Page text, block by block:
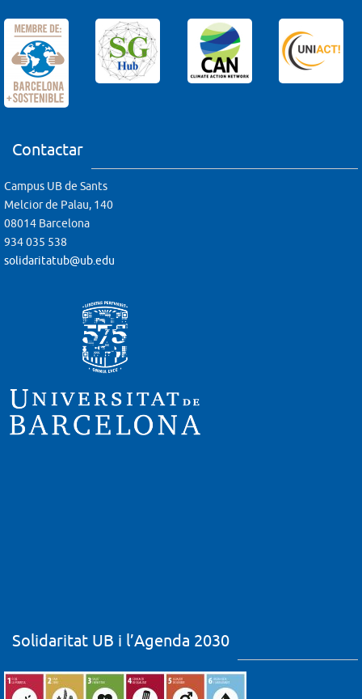
Contactar
Campus UB de Sants
Melcior de Palau, 140
08014 Barcelona
934 035 538
solidaritatub@ub.edu
Solidaritat UB i l’Agenda 2030